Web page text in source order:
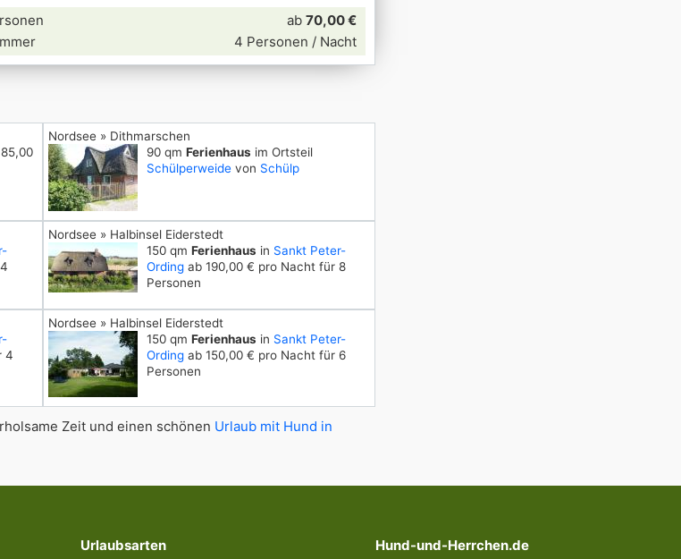
ab 70,00 €
4 Personen / Nacht
Nordsee » Dithmarschen
90 qm Ferienhaus im Ortsteil
Schülperweidevon Schülp
Nordsee » Halbinsel Eiderstedt
150 qm Ferienhaus in Sankt Peter-
Ordingab 190,00 € pro Nacht für 8
Personen
4
Nordsee » Halbinsel Eiderstedt
150 qm Ferienhaus in Sankt Peter-
Ordingab 150,00 € pro Nacht für 6
Personen
Zeit und einen schönen Urlaub mit Hund in
Urlaubsarten Hund-und-Herrchen.de